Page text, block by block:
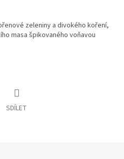
zeleniny a divokého koření,
masa špikovaného voňavou
SDÍLET